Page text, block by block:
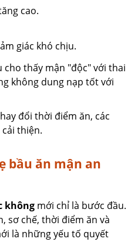
cao.
giác khó chịu.
thấy mận "độc" với thai
không dung nạp tốt với
đổi thời điểm ăn, các
thiện.
bầu ăn mận an
không mới chỉ là bước đầu.
sơ chế, thời điểm ăn và
là những yếu tố quyết